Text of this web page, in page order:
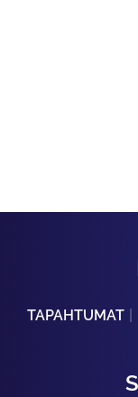
TAPAHTUMAT